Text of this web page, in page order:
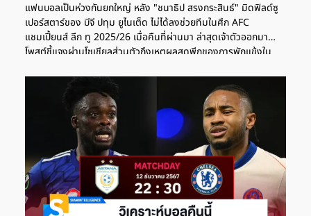
แฟนบอลเป็นห่วงกันยกใหญ่ หลัง "ชนาธิป สรงกระสินธ์" มิดฟิลด์ซู
เปอร์สตาร์ของ บีจี ปทุม ยูไนเต็ด ไม่ได้ลงช่วยทีมในศึก AFC
แชมเปี้ยนส์ ลีก ทู 2025/26 เมื่อคืนที่ผ่านมา ล่าสุดเจ้าตัวออกมา
โพสต์ชี้แจงผ่านโซเชียลส่วนตัวถึงเหตุผลสุดพีกของการพักแข้งใน
เดียว" โดย "เจ" ลิสต์อาการไว้ว่า -ภูมิแพ้ -กรดไหลย้อน-H. pylori
-ตาแดง-ตามีปรสิต-ไข้หวัดใหญ่สายพันธุ์ A-ไซนัสอักเสบ เป็นทุกโรค!"
โพสต์นี้ทำเอาแฟนบอลและเพื่อนร่วมทีมต่างเข้ามาให้กำลังใจขอให้หาย
ไว ๆ พร้อมแซวกันสนั่นว่า "เจเหมาป่วยทั้งร่างแล้ว!" และ "ขอให้หาย
ทันเกมหน้า ทีมคิดถึงสุด ๆ"